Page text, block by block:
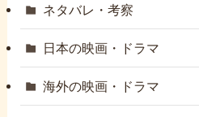
ネタバレ・考察
日本の映画・ドラマ
海外の映画・ドラマ